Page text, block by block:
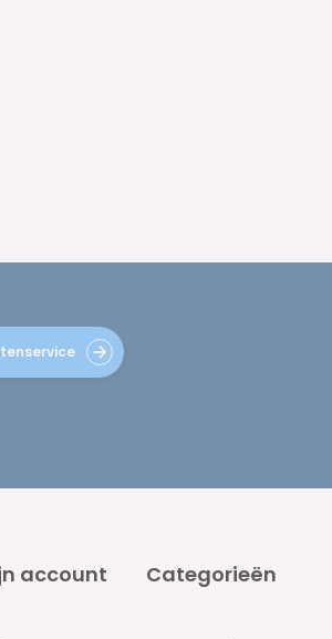
account Categorieën